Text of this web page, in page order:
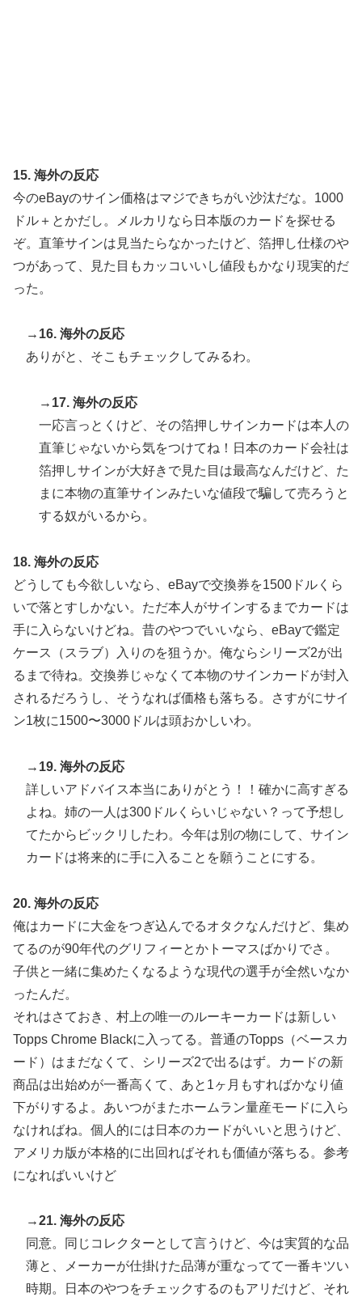
15. 海外の反応
今のeBayのサイン価格はマジできちがい沙汰だな。1000
ドル＋とかだし。メルカリなら日本版のカードを探せる
ぞ。直筆サインは見当たらなかったけど、箔押し仕様のや
つがあって、見た目もカッコいいし値段もかなり現実的だ
った。
→16. 海外の反応
ありがと、そこもチェックしてみるわ。
→17. 海外の反応
一応言っとくけど、その箔押しサインカードは本人の
直筆じゃないから気をつけてね！日本のカード会社は
箔押しサインが大好きで見た目は最高なんだけど、た
まに本物の直筆サインみたいな値段で騙して売ろうと
する奴がいるから。
18. 海外の反応
どうしても今欲しいなら、eBayで交換券を1500ドルくら
いで落とすしかない。ただ本人がサインするまでカードは
手に入らないけどね。昔のやつでいいなら、eBayで鑑定
ケース（スラブ）入りのを狙うか。俺ならシリーズ2が出
るまで待ね。交換券じゃなくて本物のサインカードが封入
されるだろうし、そうなれば価格も落ちる。さすがにサイ
ン1枚に1500〜3000ドルは頭おかしいわ。
→19. 海外の反応
詳しいアドバイス本当にありがとう！！確かに高すぎる
よね。姉の一人は300ドルくらいじゃない？って予想し
てたからビックリしたわ。今年は別の物にして、サイン
カードは将来的に手に入ることを願うことにする。
20. 海外の反応
俺はカードに大金をつぎ込んでるオタクなんだけど、集め
てるのが90年代のグリフィーとかトーマスばかりでさ。
子供と一緒に集めたくなるような現代の選手が全然いなか
ったんだ。
それはさておき、村上の唯一のルーキーカードは新しい
Topps Chrome Blackに入ってる。普通のTopps（ベースカ
ード）はまだなくて、シリーズ2で出るはず。カードの新
商品は出始めが一番高くて、あと1ヶ月もすればかなり値
下がりするよ。あいつがまたホームラン量産モードに入ら
なければね。個人的には日本のカードがいいと思うけど、
アメリカ版が本格的に出回ればそれも価値が落ちる。参考
になればいいけど
→21. 海外の反応
同意。同じコレクターとして言うけど、今は実質的な品
薄と、メーカーが仕掛けた品薄が重なってて一番キツい
時期。日本のやつをチェックするのもアリだけど、それ